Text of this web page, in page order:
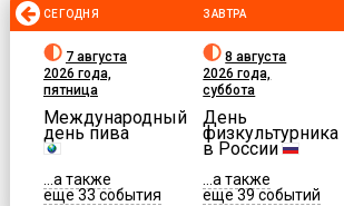
СЕГОДНЯ
7 августа
2026 года,
пятница
Международный
день пива
...а также
еще 33 события
ЗАВТРА
8 августа
2026 года,
суббота
День
физкультурника
в России
...а также
еще 39 событий